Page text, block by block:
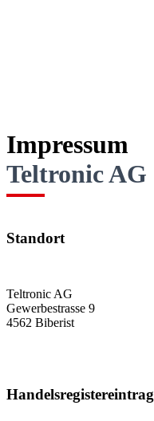
Impressum
Teltronic AG
Standort
Teltronic AG
Gewerbestrasse 9
4562 Biberist
Handelsregistereintrag